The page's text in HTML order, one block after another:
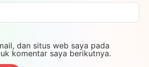
dan situs web saya pada
komentar saya berikutnya.